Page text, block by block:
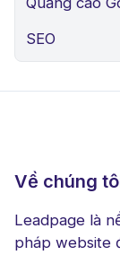
SEO
Về chúng
Leadpage là
pháp website